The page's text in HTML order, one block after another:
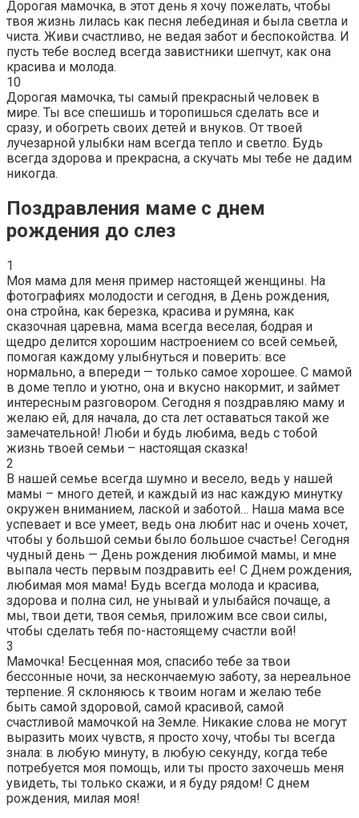
Дорогая мамочка, в этот день я хочу пожелать, чтобы
твоя жизнь лилась как песня лебединая и была светла и
чиста. Живи счастливо, не ведая забот и беспокойства. И
пусть тебе вослед всегда завистники шепчут, как она
красива и молода.
10
Дорогая мамочка, ты самый прекрасный человек в
мире. Ты все спешишь и торопишься сделать все и
сразу, и обогреть своих детей и внуков. От твоей
лучезарной улыбки нам всегда тепло и светло. Будь
всегда здорова и прекрасна, а скучать мы тебе не дадим
никогда.
Поздравления маме с днем
рождения до слез
1
Моя мама для меня пример настоящей женщины. На
фотографиях молодости и сегодня, в День рождения,
она стройна, как березка, красива и румяна, как
сказочная царевна, мама всегда веселая, бодрая и
щедро делится хорошим настроением со всей семьей,
помогая каждому улыбнуться и поверить: все
нормально, а впереди — только самое хорошее. С мамой
в доме тепло и уютно, она и вкусно накормит, и займет
интересным разговором. Сегодня я поздравляю маму и
желаю ей, для начала, до ста лет оставаться такой же
замечательной! Люби и будь любима, ведь с тобой
жизнь твоей семьи – настоящая сказка!
2
В нашей семье всегда шумно и весело, ведь у нашей
мамы – много детей, и каждый из нас каждую минутку
окружен вниманием, лаской и заботой… Наша мама все
успевает и все умеет, ведь она любит нас и очень хочет,
чтобы у большой семьи было большое счастье! Сегодня
чудный день — День рождения любимой мамы, и мне
выпала честь первым поздравить ее! С Днем рождения,
любимая моя мама! Будь всегда молода и красива,
здорова и полна сил, не унывай и улыбайся почаще, а
мы, твои дети, твоя семья, приложим все свои силы,
чтобы сделать тебя по-настоящему счастли вой!
3
Мамочка! Бесценная моя, спасибо тебе за твои
бессонные ночи, за нескончаемую заботу, за нереальное
терпение. Я склоняюсь к твоим ногам и желаю тебе
быть самой здоровой, самой красивой, самой
счастливой мамочкой на Земле. Никакие слова не могут
выразить моих чувств, я просто хочу, чтобы ты всегда
знала: в любую минуту, в любую секунду, когда тебе
потребуется моя помощь, или ты просто захочешь меня
увидеть, ты только скажи, и я буду рядом! С днем
рождения, милая моя!